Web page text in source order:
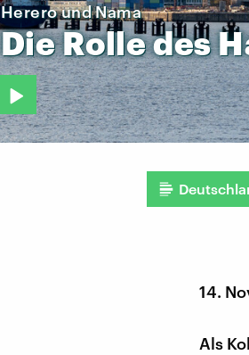
Herero und Nama
DieRolledes
14.
Als